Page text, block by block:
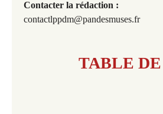
Contacter la rédaction :
contactlppdm@pandesmuses.fr
TABLE